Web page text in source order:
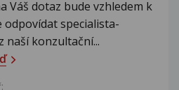
Váš dotaz bude vzhledem k
odpovídat specialista-
naší konzultační...